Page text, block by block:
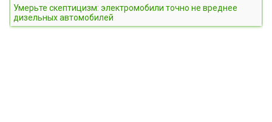
Умерьте скептицизм: электромобили точно не вреднее
дизельных автомобилей